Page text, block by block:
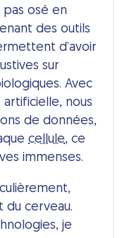
pas osé en
des outils
d’avoir
sur
Avec
artificielle, nous
de données,
cellule, ce
immenses.
du cerveau.
je